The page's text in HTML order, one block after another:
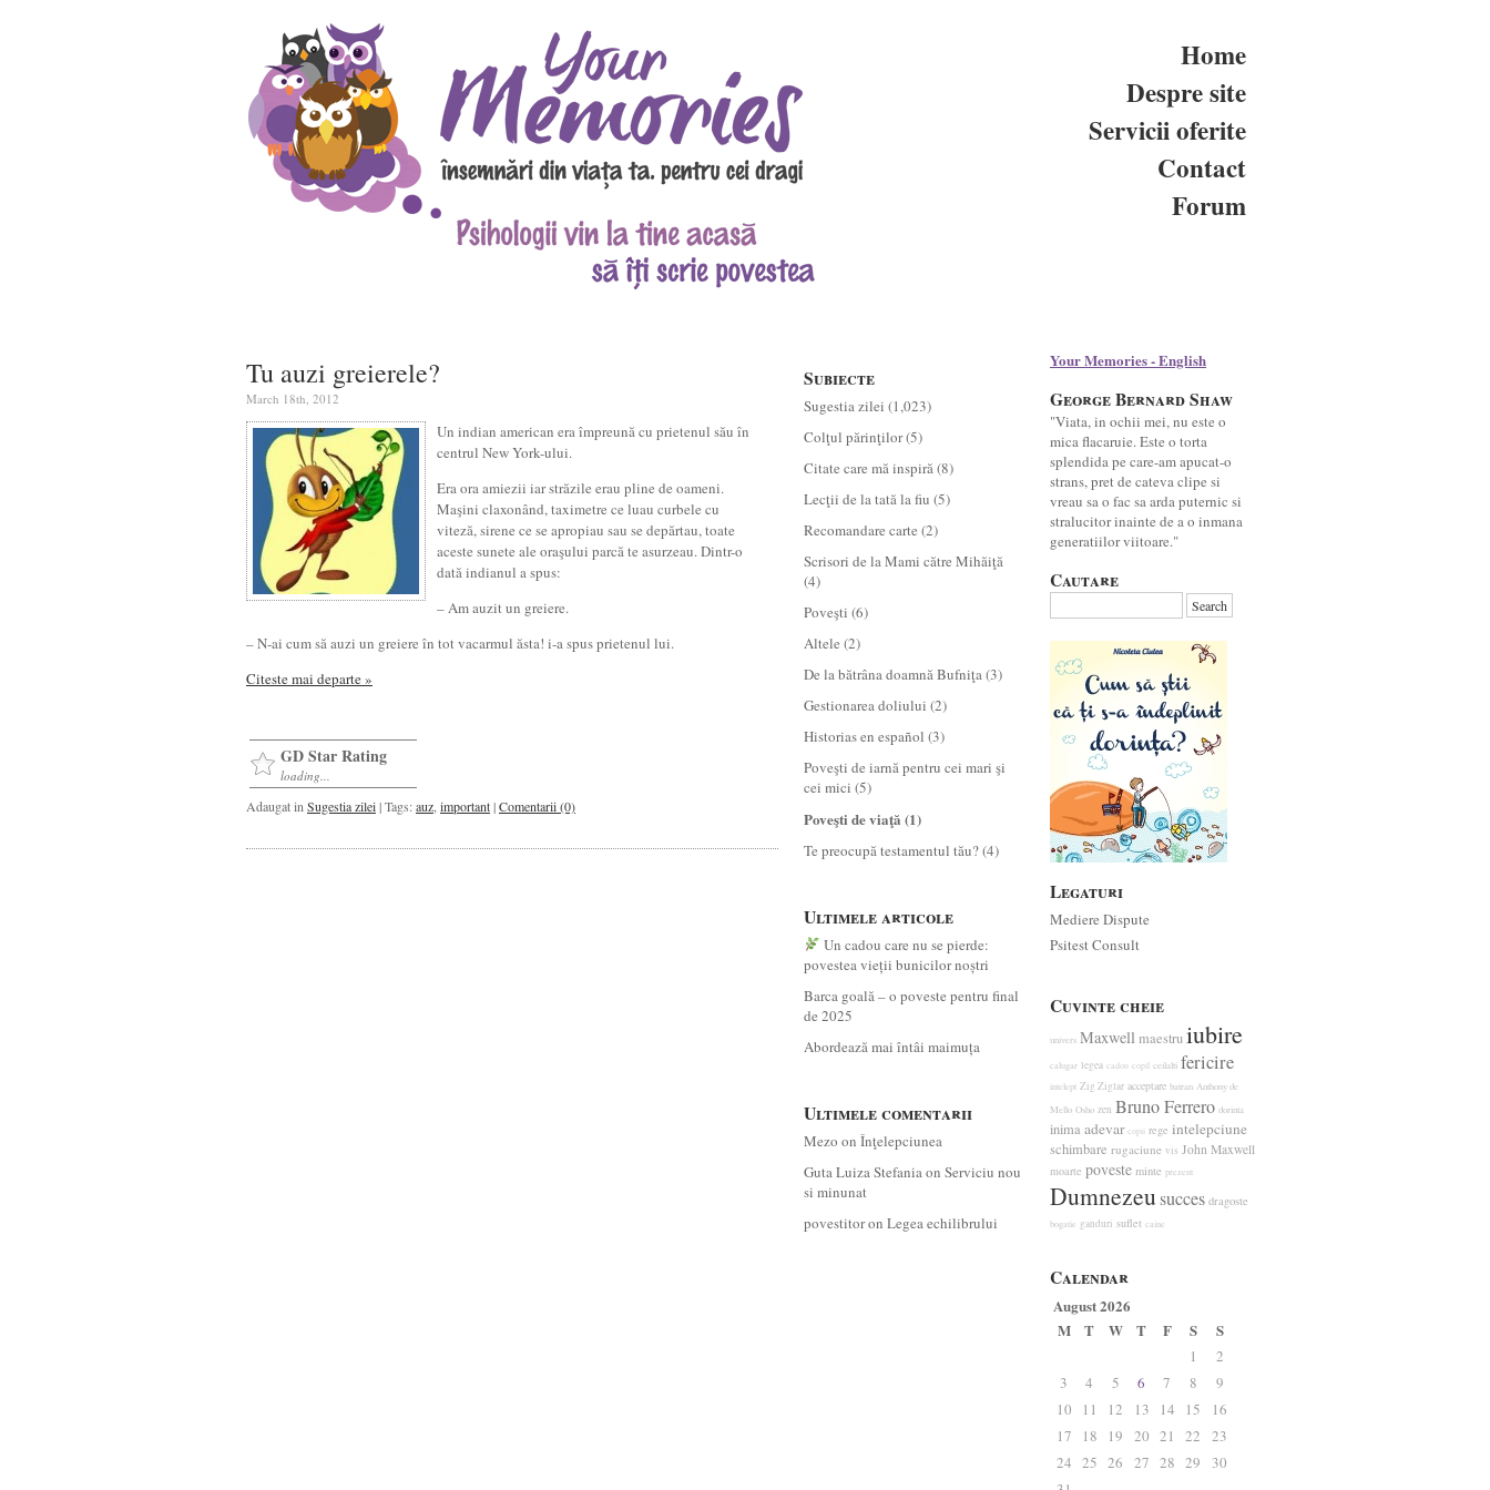
Home
Despre site
Servicii oferite
Contact
Forum
Tu auzi greierele?
March 18th, 2012
Un indian american era împreună cu prietenul său în
centrul New York-ului.
Era ora amiezii iar străzile erau pline de oameni.
Maşini claxonând, taximetre ce luau curbele cu
viteză, sirene ce se apropiau sau se depărtau, toate
aceste sunete ale oraşului parcă te asurzeau. Dintr-o
dată indianul a spus:
– Am auzit un greiere.
– N-ai cum să auzi un greiere în tot vacarmul ăsta! i-a spus prietenul lui.
Citeste mai departe »
GD Star Rating
loading...
Adaugat in Sugestia zilei| Tags:auz important|Comentarii (0)
Subiecte
Sugestia zilei (1,023)
Colţul părinţilor(5)
Citate care mă inspiră(8)
Lecţii de la tată la fiu (5)
Recomandare carte (2)
Scrisori de la Mami către Mihăiţă
(4)
Poveşti (6)
Altele (2)
De la bătrâna doamnă Bufniţa(3)
Gestionarea doliului (2)
Historias en español (3)
Poveşti de iarnă pentru cei mari şi
cei mici (5)
Poveşti de viaţă (1)
Te preocupă testamentul tău?(4)
Ultimele articole
Un cadou care nu se pierde:
povestea vieții bunicilor noștri
Barca goală – o poveste pentru final
de 2025
Abordează mai întâi maimuța
Ultimele comentarii
Mezo on Înţelepciunea
Guta Luiza Stefaniaon Serviciu nou
si minunat
povestitoron Legea echilibrului
Your Memories - English
George Bernard Shaw
"Viata, in ochii mei, nu este o
mica flacaruie. Este o torta
splendida pe care-am apucat-o
strans, pret de cateva clipe si
vreau sa o fac sa arda puternic si
stralucitor inainte de a o inmana
generatiilor viitoare."
Cautare
Legaturi
Mediere Dispute
Psitest Consult
Cuvinte cheie
univers Maxwellmaestruiubire
calugar legea cadou copil ceilalti fericire
intelept Zig Ziglar acceptare batran Anthony de
Mello Osho zen Bruno Ferrero dorinta
inima adevar copii rege intelepciune
schimbare rugaciune vis John Maxwell
moarte poveste minte prezent
Dumnezeusucces dragoste
bogatie ganduri suflet caine
Calendar
August 2026
M
T W T F S S
1
2
3
4 5 6 7 8
9
10
11 12 13 14 15
16
17
18 19 20 21 22
23
24 25 26 27 28 29
30